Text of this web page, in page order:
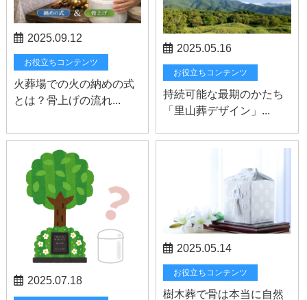
2025.09.12
お役立ちコンテンツ
火葬場での火の納めの式
とは？骨上げの流れ...
2025.05.16
お役立ちコンテンツ
持続可能な最期のかたち
「里山葬デザイン」...
2025.07.18
2025.05.14
お役立ちコンテンツ
樹木葬で骨は本当に自然